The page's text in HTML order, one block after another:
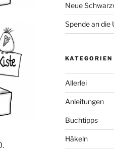
Neue
Spende an die
KATEGORIEN
Allerlei
Anleitungen
Buchtipps
Häkeln